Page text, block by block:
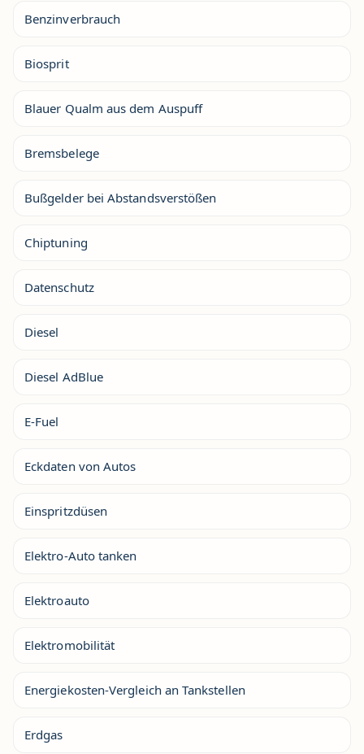
Benzinverbrauch
Biosprit
Blauer Qualm aus dem Auspuff
Bremsbelege
Bußgelder bei Abstandsverstößen
Chiptuning
Datenschutz
Diesel
Diesel AdBlue
E-Fuel
Eckdaten von Autos
Einspritzdüsen
Elektro-Auto tanken
Elektroauto
Elektromobilität
Energiekosten-Vergleich an Tankstellen
Erdgas